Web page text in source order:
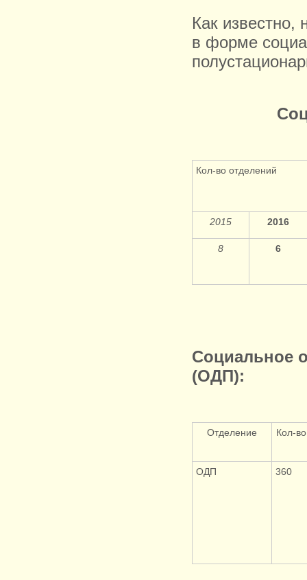
Как известно,
в форме
Кол-во отделений
2015 2016
8 6
Социальное
(ОДП):
Отделение Кол-
ОДП 360